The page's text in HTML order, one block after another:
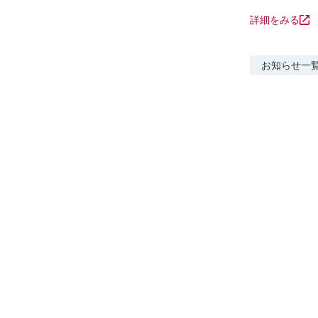
詳細をみる
お知らせ一